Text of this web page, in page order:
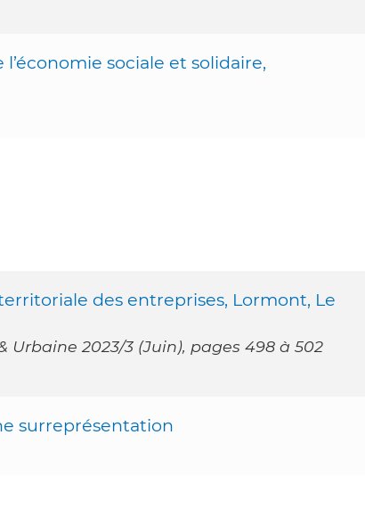
sociale et solidaire,
des entreprises, Lormont, Le
Urbaine 2023/3 (Juin), pages 498 à 502
surreprésentation